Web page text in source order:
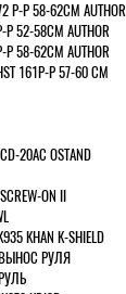
Р 58-62СМ AUTHOR
52-58СМ AUTHOR
58-62СМ AUTHOR
161Р-Р 57-60 СМ
20AC OSTAND
ON II
KHAN K-SHIELD
РУЛЯ